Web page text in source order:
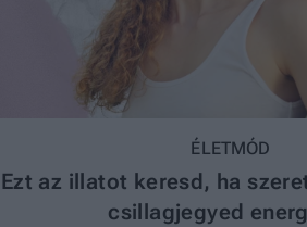
ÉLETMÓD
Ezt az illatot keresd, ha
csillagjegyed